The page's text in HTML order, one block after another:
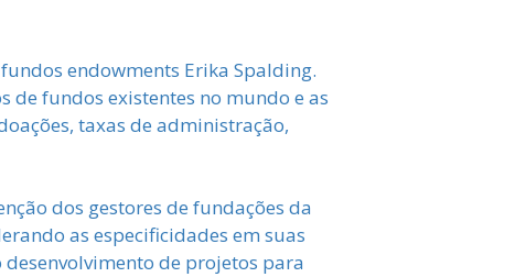
endowments Erika Spalding.
de fundos existentes no mundo e as
taxas de administração,
dos gestores de fundações da
as especificidades em suas
de projetos para